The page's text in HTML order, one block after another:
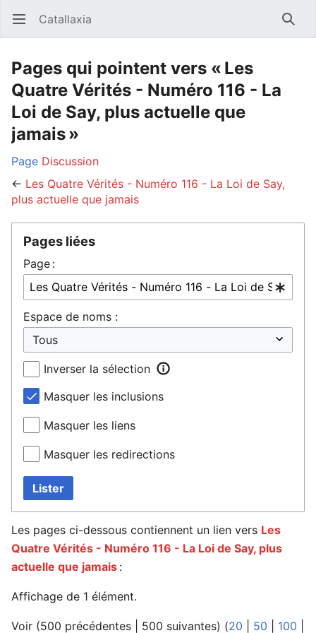
Ouvrir le menu principal Catallaxia
Pages qui pointent vers « Les
Quatre Vérités - Numéro 116 - La
Loi de Say, plus actuelle que
jamais »
Page Discussion
← Les Quatre Vérités - Numéro 116 - La Loi de Say,
plus actuelle que jamais
Pages liées
Page :
Espace de noms :
Inverser la sélection
Masquer les inclusions
Masquer les liens
Masquer les redirections
Lister
Les pages ci-dessous contiennent un lien vers Les
Quatre Vérités - Numéro 116 - La Loi de Say, plus
actuelle que jamais :
Affichage de 1 élément.
Voir (500 précédentes 500 suivantes) (20 50 100